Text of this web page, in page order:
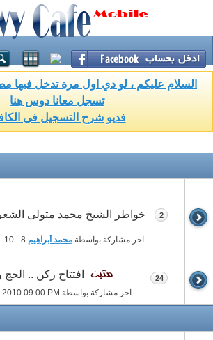
السلام عليكم ، لو دي اول مرة تدخل فيها
تسجل معانا دوس هنا
فديو شرح التسجيل فى
خواطر الشيخ محمد متولى
آخر مشاركة بواسطة محمد أبراهيم
2
افتتاح ركن .. الحج
آخر مشاركة بواسطة 2010 09:00 PM
24